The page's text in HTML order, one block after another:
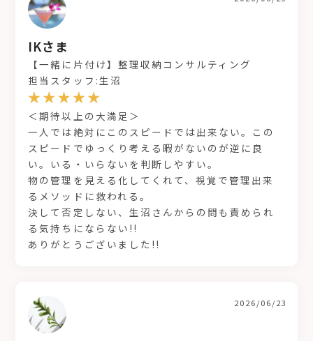
IKさま
【一緒に片付け】整理収納コンサルティング
担当スタッフ:生沼
＜期待以上の大満足＞
一人では絶対にこのスピードでは出来ない。この
スピードでゆっくり考える暇がないのが逆に良
い。いる・いらないを判断しやすい。
物の管理を見える化してくれて、視覚で管理出来
るメソッドに救われる。
決して否定しない、生沼さんからの問も責められ
る気持ちにならない!!
ありがとうございました!!
2026/06/23